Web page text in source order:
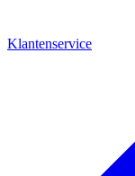
Klantenservice